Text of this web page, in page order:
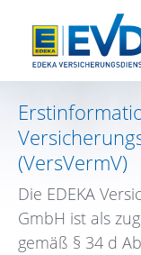
(VersVermV)
Die EDEKA
GmbH ist als
gemäß § 34 d